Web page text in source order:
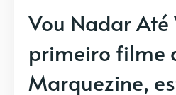
Vou Nadar Até
primeiro filme
Marquezine,